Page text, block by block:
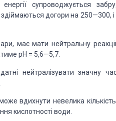
супроводжується
догори на 250—300,
має мати нейтральну
рН = 5,6—5,7.
нейтралізувати значну
вдихнути невелика
кислотності води.